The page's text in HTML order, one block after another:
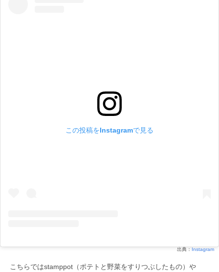
この投稿をInstagramで見る
出典： Instagram
こちらではstamppot（ポテトと野菜をすりつぶしたもの）や